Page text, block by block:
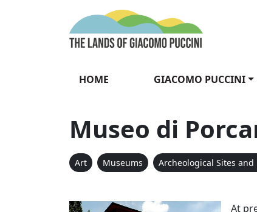
HOME GIACOMO PUCCINI
Museo di
Art Museums Archeological Sites and
Museo
At